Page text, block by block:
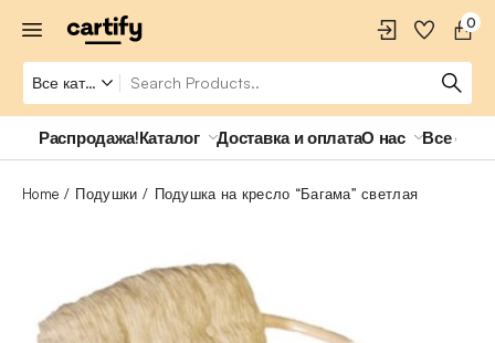
0
Распродажа!Каталог Доставка и оплатаО нас Все о
Home Подушки Подушка на кресло “Багама” светлая